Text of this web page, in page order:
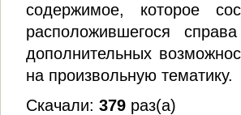
содержимое, которое
расположившегося
дополнительных
на произвольную тематику.
Скачали: 379 раз(а)